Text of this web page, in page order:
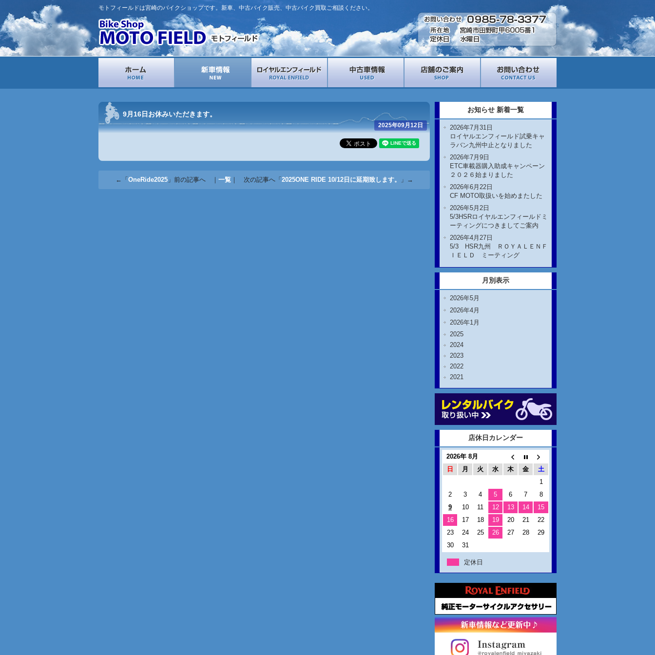
モトフィールドは宮崎のバイクショップです。新車、中古バイク販売、中古バイク買取ご相談ください。
9月16日お休みいただきます。
2025年09月12日
←「 OneRide2025」前の記事へ ｜ 一覧｜ 次の記事へ「 2025ONE RIDE 10/12日に延期致します。 」→
お知らせ 新着一覧
2026年7月31日
ロイヤルエンフィールド試乗キャ
ラバン九州中止となりました
2026年7月9日
ETC車載器購入助成キャンペーン
２０２６始まりました
2026年6月22日
CF MOTO取扱いを始めまたした
2026年5月2日
5/3HSRロイヤルエンフィールドミ
ーティングにつきましてご案内
2026年4月27日
5/3 HSR九州 ＲＯＹＡＬＥＮＦ
ＩＥＬＤ ミーティング
月別表示
2026年5月
2026年4月
2026年1月
2025
2024
2023
2022
2021
店休日カレンダー
2026年 8月
日
月 火 水 木 金
土
1
2
3 4 5 6 7
8
9
10 11 12 13 14
15
16
17 18 19 20 21
22
23
24 25 26 27 28
29
30
31
定休日